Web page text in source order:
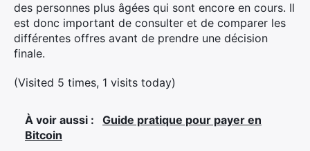
des personnes plus âgées qui sont encore en cours. Il
est donc important de consulter et de comparer les
différentes offres avant de prendre une décision
finale.
(Visited 5 times, 1 visits today)
À voir aussi :
Guide pratique pour payer en
Bitcoin